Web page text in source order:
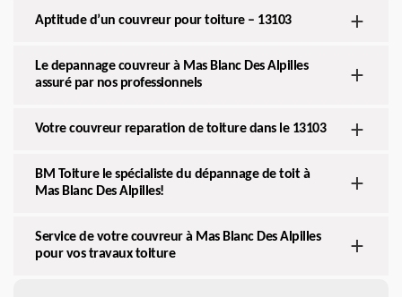
Aptitude d’un couvreur pour toiture – 13103
Le depannage couvreur à Mas Blanc Des Alpilles
assuré par nos professionnels
Votre couvreur reparation de toiture dans le 13103
BM Toiture le spécialiste du dépannage de toit à
Mas Blanc Des Alpilles!
Service de votre couvreur à Mas Blanc Des Alpilles
pour vos travaux toiture